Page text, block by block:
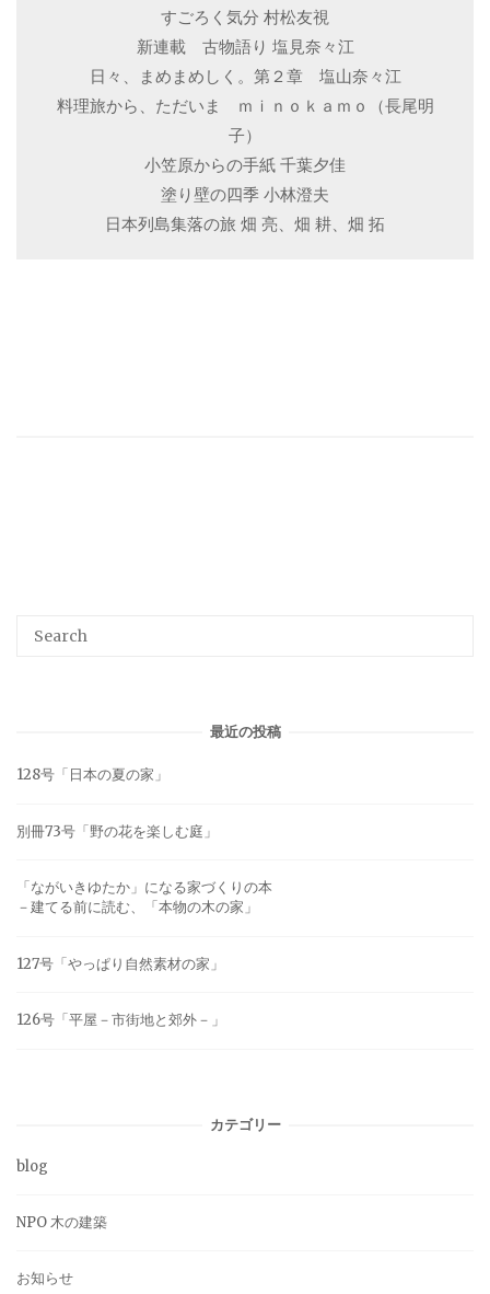
すごろく気分 村松友視
新連載 古物語り 塩見奈々江
日々、まめまめしく。第２章 塩山奈々江
料理旅から、ただいま ｍｉｎｏｋａｍｏ（長尾明
子）
小笠原からの手紙 千葉夕佳
塗り壁の四季 小林澄夫
日本列島集落の旅 畑 亮、畑 耕、畑 拓
最近の投稿
128号「日本の夏の家」
別冊73号「野の花を楽しむ庭」
「ながいきゆたか」になる家づくりの本
－建てる前に読む、「本物の木の家」
127号「やっぱり自然素材の家」
126号「平屋－市街地と郊外－」
カテゴリー
blog
NPO 木の建築
お知らせ